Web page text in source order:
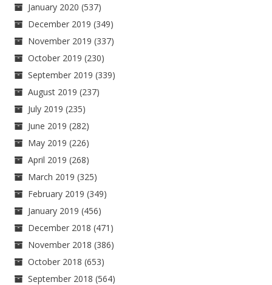
January 2020 (537)
December 2019 (349)
November 2019 (337)
October 2019 (230)
September 2019 (339)
August 2019 (237)
July 2019 (235)
June 2019 (282)
May 2019 (226)
April 2019 (268)
March 2019 (325)
February 2019 (349)
January 2019 (456)
December 2018 (471)
November 2018 (386)
October 2018 (653)
September 2018 (564)